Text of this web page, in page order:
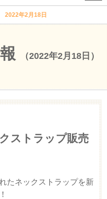
2022年2月18日
（2022年2月18日）
ストラップ販売
たネックストラップを新